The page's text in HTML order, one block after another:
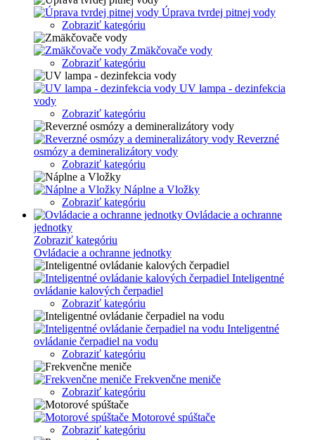
Úprava tvrdej pitnej vody
Zobraziť kategóriu
Zmäkčovače vody
Zobraziť kategóriu
UV lampa - dezinfekcia
vody
Zobraziť kategóriu
Reverzné
osmózy a demineralizátory vody
Zobraziť kategóriu
Náplne a Vložky
Zobraziť kategóriu
Ovládacie a ochranne
jednotky
Zobraziť kategóriu
Ovládacie a ochranne jednotky
Inteligentné
ovládanie kalových čerpadiel
Zobraziť kategóriu
Inteligentné
ovládanie čerpadiel na vodu
Zobraziť kategóriu
Frekvenčne meniče
Zobraziť kategóriu
Motorové spúštače
Zobraziť kategóriu